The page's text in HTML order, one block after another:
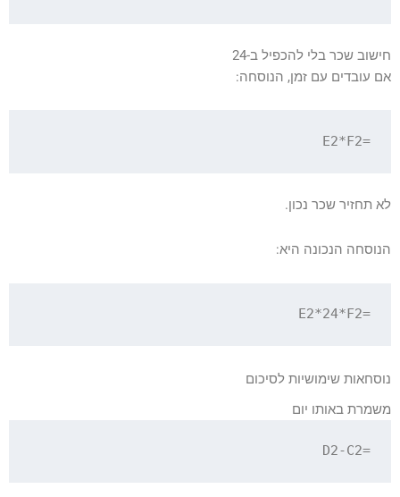
חישוב שכר בלי להכפיל ב-24
אם עובדים עם זמן, הנוסחה:
=E2*F2
לא תחזיר שכר נכון.
הנוסחה הנכונה היא:
=E2*24*F2
נוסחאות שימושיות לסיכום
משמרת באותו יום
=D2-C2